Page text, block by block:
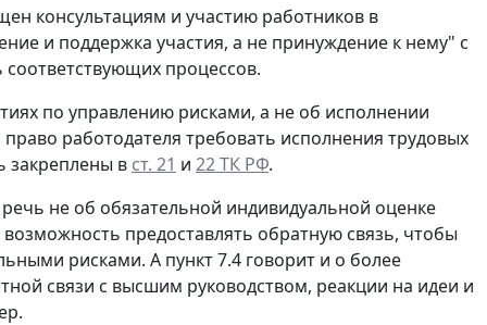
консультациям и участию работников в
и поддержка участия, а не принуждение к нему" с
процессов.
по управлению рисками, а не об исполнении
право работодателя требовать исполнения трудовых
закреплены в ст. 21 и 22 ТК РФ.
не об обязательной индивидуальной оценке
предоставлять обратную связь, чтобы
рисками. А пункт 7.4 говорит и о более
связи с высшим руководством, реакции на идеи и